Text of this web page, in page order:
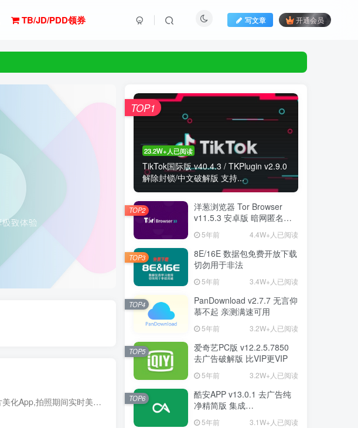
TB/JD/PDD领券 写文章 开通会员
美颜相机(BeautyCam)和美图秀秀是国内用户最多的拍照神器及图片美化App,拍照期间实时美颜修图,拍摄质感视频,火爆国内的自拍神器,和8亿自拍星人一起在BeautyCam美颜相机,遇见更美的自己(•̀ω•...
23.2W+人已阅读
TikTok国际版 v40.4.3 / TKPlugin v2.9.0
解除封锁/中文破解版 支持...
TOP1
洋葱浏览器 Tor Browser
v11.5.3 安卓版 暗网匿名浏
5年前 4.4W+人已阅读
TOP2
8E/16E 数据包免费开放下载
切勿用于非法
5年前 3.4W+人已阅读
TOP3
PanDownload v2.7.7 无言仰
慕不起 亲测满速可用
5年前 3.2W+人已阅读
TOP4
爱奇艺PC版 v12.2.5.7850
去广告破解版 比VIP更VIP
5年前 3.2W+人已阅读
TOP5
酷安APP v13.0.1 去广告纯
净精简版 集成
FuckCoolapkR1.16.5
5年前 3.1W+人已阅读
TOP6